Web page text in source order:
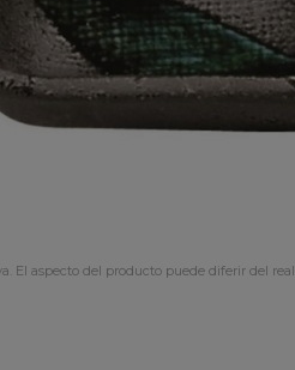
El aspecto del producto puede diferir del real.